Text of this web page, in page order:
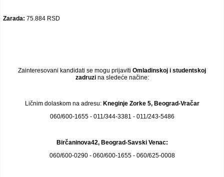
Zarada: 75.884 RSD
Zainteresovani kandidati se mogu prijaviti Omladinskoj i studentskoj
zadruzina sledeće načine:
Ličnim dolaskom na adresu: Kneginje Zorke 5, Beograd-Vračar
060/600-1655 - 011/344-3381 - 011/243-5486
Birčaninova42, Beograd-Savski Venac:
060/600-0290 - 060/600-1655 - 060/625-0008